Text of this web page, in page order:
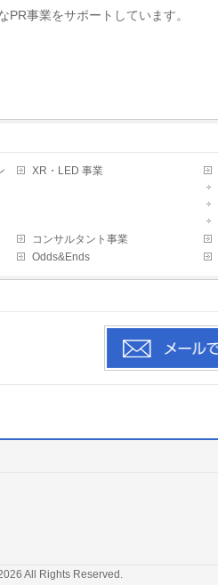
事業をサポートしています。
XR・LED 事業
コンサルタント事業
Odds&Ends
All Rights Reserved.